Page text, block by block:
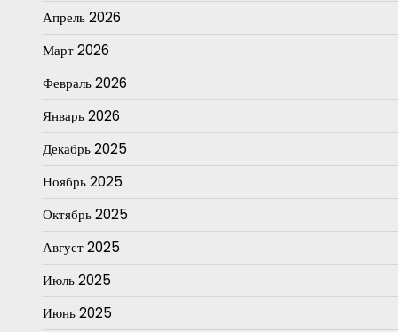
Апрель 2026
Март 2026
Февраль 2026
Январь 2026
Декабрь 2025
Ноябрь 2025
Октябрь 2025
Август 2025
Июль 2025
Июнь 2025